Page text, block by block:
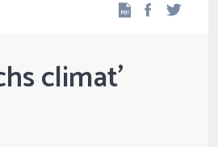
Facebook
climat’